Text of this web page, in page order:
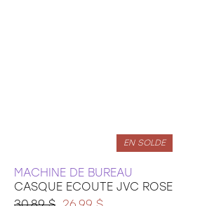
EN SOLDE
MACHINE DE BUREAU
CASQUE ECOUTE JVC ROSE